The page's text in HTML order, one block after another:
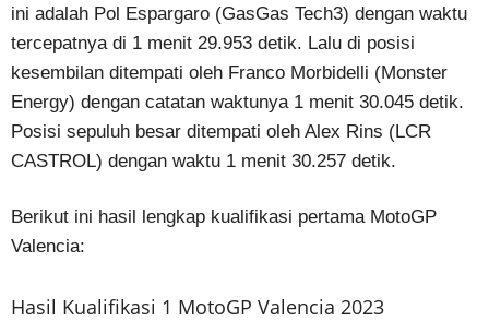
ini adalah Pol Espargaro (GasGas Tech3) dengan waktu
tercepatnya di 1 menit 29.953 detik. Lalu di posisi
kesembilan ditempati oleh Franco Morbidelli (Monster
Energy) dengan catatan waktunya 1 menit 30.045 detik.
Posisi sepuluh besar ditempati oleh Alex Rins (LCR
CASTROL) dengan waktu 1 menit 30.257 detik.
Berikut ini hasil lengkap kualifikasi pertama MotoGP
Valencia:
Hasil Kualifikasi 1 MotoGP Valencia 2023